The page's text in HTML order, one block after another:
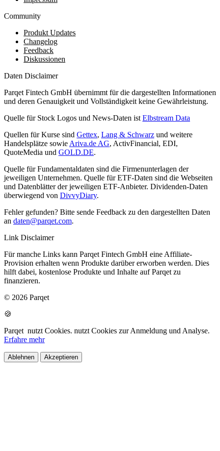
Community
Produkt Updates
Changelog
Feedback
Diskussionen
Daten Disclaimer
Parqet Fintech GmbH übernimmt für die dargestellten Informationen
und deren Genauigkeit und Vollständigkeit keine Gewährleistung.
Quelle für Stock Logos und News-Daten ist Elbstream Data
Quellen für Kurse sind Gettex, Lang & Schwarz und weitere
Handelsplätze sowie Ariva.de AG, ActivFinancial, EDI,
QuoteMedia und GOLD.DE.
Quelle für Fundamentaldaten sind die Firmenunterlagen der
jeweiligen Unternehmen. Quelle für ETF-Daten sind die Webseiten
und Datenblätter der jeweiligen ETF-Anbieter. Dividenden-Daten
überwiegend von DivvyDiary.
Fehler gefunden? Bitte sende Feedback zu den dargestellten Daten
an daten@parqet.com.
Link Disclaimer
Für manche Links kann Parqet Fintech GmbH eine Affiliate-
Provision erhalten wenn Produkte darüber erworben werden. Dies
hilft dabei, kostenlose Produkte und Inhalte auf Parqet zu
finanzieren.
© 2026 Parqet
🍪
Parqet nutzt Cookies. nutzt Cookies zur Anmeldung und Analyse.
Erfahre mehr
Ablehnen Akzeptieren